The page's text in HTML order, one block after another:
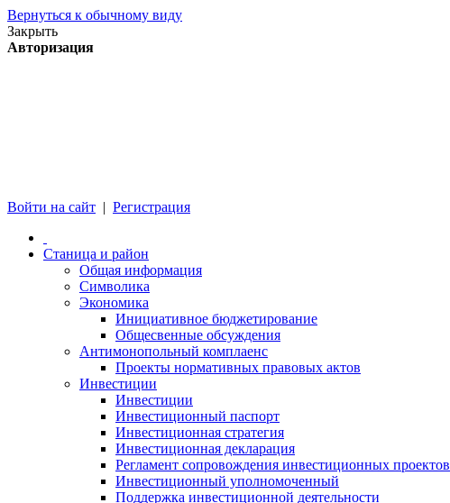
Вернуться к обычному виду
Закрыть
Авторизация
Войти на сайт | Регистрация
Станица и район
Общая информация
Символика
Экономика
Инициативное бюджетирование
Общесвенные обсуждения
Антимонопольный комплаенс
Проекты нормативных правовых актов
Инвестиции
Инвестиции
Инвестиционный паспорт
Инвестиционная стратегия
Инвестиционная декларация
Регламент сопровождения инвестиционных проектов
Инвестиционный уполномоченный
Поддержка инвестиционной деятельности